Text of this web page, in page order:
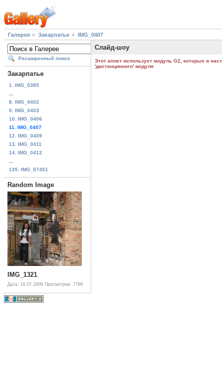
Галерея Закарпатье IMG_0407
Расширенный поиск
Закарпатье
1. IMG_0385
8. IMG_0402
9. IMG_0403
10. IMG_0406
11. IMG_0407
12. IMG_0409
13. IMG_0411
14. IMG_0412
135. IMG_07451
Random Image
IMG_1321
Дата: 16.07.2009 Просмотров: 7769
Слайд-шоу
Этот аплет использует модуль G2, которые в
'дистанцинного' модуля